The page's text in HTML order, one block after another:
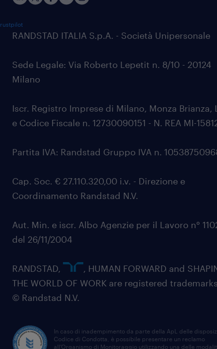
RANDSTAD ITALIA S.p.A. - Società Unipersonale
Sede Legale: Via Roberto Lepetit n. 8/10 - 20124
Milano
Iscr. Registro Imprese di Milano, Monza Brianza,
e Codice Fiscale n. 12730090151 - N. REA MI-
Partita IVA: Randstad Gruppo IVA n.
Cap. Soc. € 27.110.320,00 i.v. - Direzione e
Coordinamento Randstad N.V.
Aut. Min. e iscr. Albo Agenzie per il Lavoro n°
del 26/11/2004
RANDSTAD,
, HUMAN FORWARD and
THE WORLD OF WORK are registered
© Randstad N.V.
In caso di inadempimento da parte della ApL delle
Codice di Condotta, è possibile presentare un reclamo
all’Organismo di Monitoraggio utilizzando una delle